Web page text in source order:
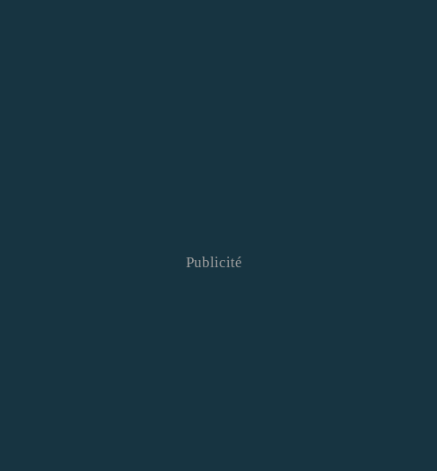
Publicité